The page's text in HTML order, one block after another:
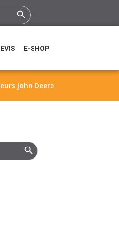
Search Button
E-SHOP
John Deere
Search Button